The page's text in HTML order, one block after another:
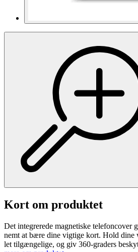
Kort om produktet
Det integrerede magnetiske telefoncover
nemt at bære dine vigtige kort. Hold dine
let tilgængelige, og giv 360-graders